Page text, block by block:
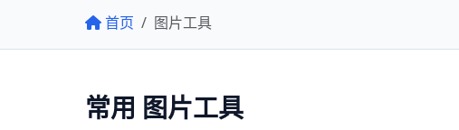
首页 图片工具
常用 图片工具